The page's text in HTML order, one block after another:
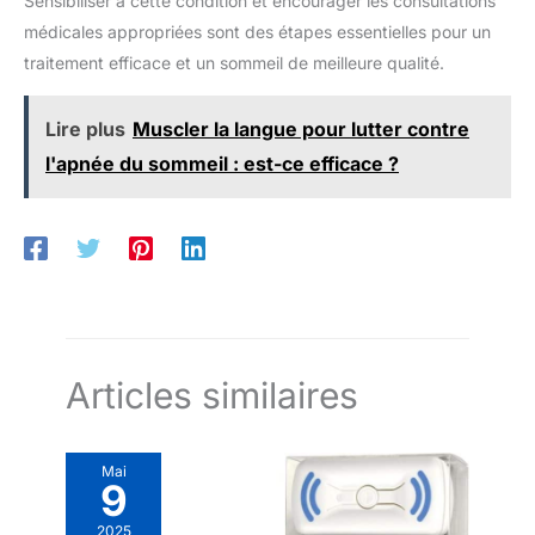
médicales appropriées sont des étapes essentielles pour un
traitement efficace et un sommeil de meilleure qualité.
Lire plus Muscler la langue pour lutter contre
l'apnée du sommeil : est-ce efficace ?
Articles similaires
Mai
9
2025